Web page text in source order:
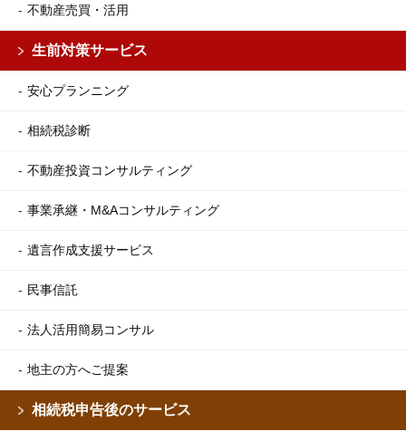
不動産売買・活用
生前対策サービス
安心プランニング
相続税診断
不動産投資コンサルティング
事業承継・M&Aコンサルティング
遺言作成支援サービス
民事信託
法人活用簡易コンサル
地主の方へご提案
相続税申告後のサービス